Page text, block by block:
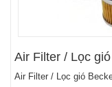
Air Filter / Lọc
Air Filter / Lọc gió